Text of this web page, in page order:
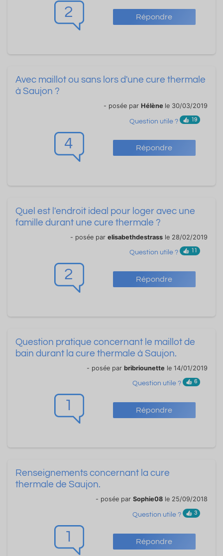
2 Répondre
4 Répondre
Avec maillot ou sans lors d'une cure thermale
à Saujon ?
- posée par Hélène le 30/03/2019
Question utile ? 19
2 Répondre
Quel est l'endroit ideal pour loger avec une
famille durant une cure thermale ?
- posée par elisabethdestrass le 28/02/2019
Question utile ? 11
1 Répondre
Question pratique concernant le maillot de
bain durant la cure thermale à Saujon.
- posée par bribriounette le 14/01/2019
Question utile ? 6
1 Répondre
Renseignements concernant la cure
thermale de Saujon.
- posée par Sophie08 le 25/09/2018
Question utile ? 3